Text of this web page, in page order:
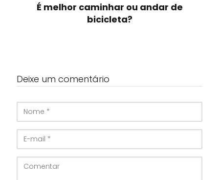
É melhor caminhar ou andar de
bicicleta?
Deixe um comentário